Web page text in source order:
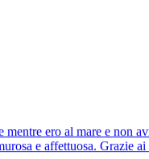
ero al mare e non
e affettuosa. Grazie